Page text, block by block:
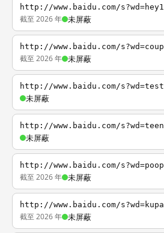
http://www.baidu.com/s?wd=hey1
截至 2026 年 未屏蔽
http://www.baidu.com/s?wd=coup
截至 2026 年 未屏蔽
http://www.baidu.com/s?wd=test
未屏蔽
http://www.baidu.com/s?wd=teen
未屏蔽
http://www.baidu.com/s?wd=poop
截至 2026 年 未屏蔽
http://www.baidu.com/s?wd=kupa
截至 2026 年 未屏蔽